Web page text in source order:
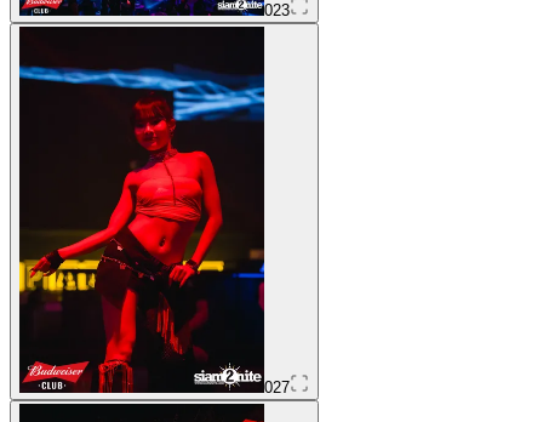
023
027